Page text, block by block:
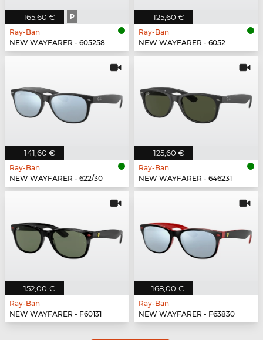
165,60 € P
Ray-Ban
NEW WAYFARER - 605258
125,60 €
Ray-Ban
NEW WAYFARER - 6052
141,60 €
Ray-Ban
NEW WAYFARER - 622/30
125,60 €
Ray-Ban
NEW WAYFARER - 646231
152,00 €
Ray-Ban
NEW WAYFARER - F60131
168,00 €
Ray-Ban
NEW WAYFARER - F63830